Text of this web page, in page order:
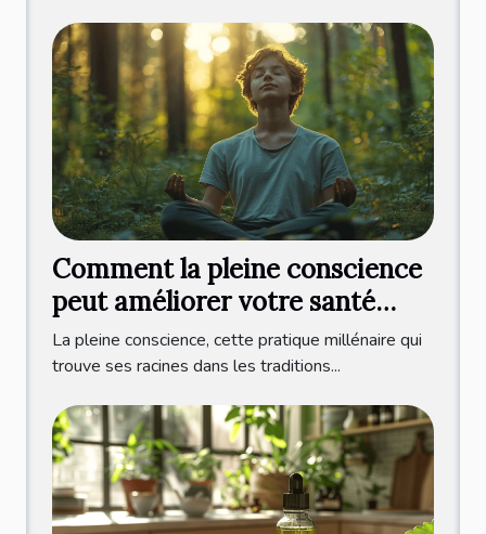
Comment la pleine conscience
peut améliorer votre santé
mentale
La pleine conscience, cette pratique millénaire qui
trouve ses racines dans les traditions...